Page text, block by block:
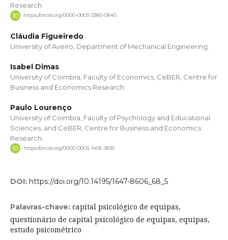
Research.
https://orcid.org/0000-0003-3380-0840
Cláudia Figueiredo
University of Aveiro, Department of Mechanical Engineering.
Isabel Dimas
University of Coimbra, Faculty of Economics, CeBER, Centre for
Business and Economics Research.
Paulo Lourenço
University of Coimbra, Faculty of Psychology and Educational
Sciences, and CeBER, Centre for Business and Economics
Research.
https://orcid.org/0000-0003-1405-3835
DOI: https://doi.org/10.14195/1647-8606_68_5
Palavras-chave: capital psicológico de equipas,
questionário de capital psicológico de equipas, equipas,
estudo psicométrico